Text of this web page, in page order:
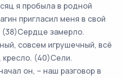
я пробыла в родной
пригласил меня в свой
(38)Сердце замерло.
совсем игрушечный, всё
кресло. (40)Сели.
он, – наш разговор в